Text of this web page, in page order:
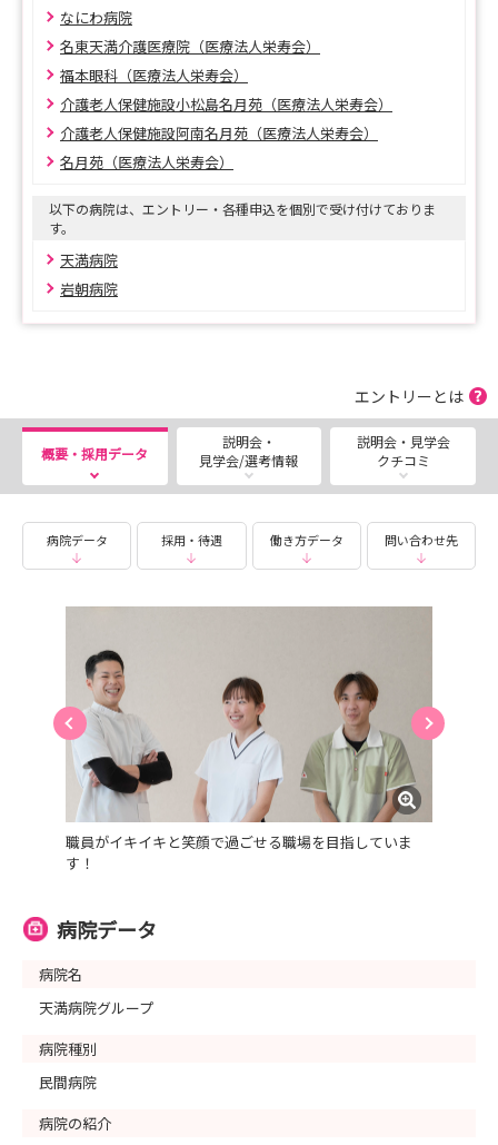
なにわ病院
名東天満介護医療院（医療法人栄寿会）
福本眼科（医療法人栄寿会）
介護老人保健施設小松島名月苑（医療法人栄寿会）
介護老人保健施設阿南名月苑（医療法人栄寿会）
名月苑（医療法人栄寿会）
以下の病院は、エントリー・各種申込を個別で受け付けておりま
す。
天満病院
岩朝病院
エントリーとは
概要・採用データ
説明会・
見学会/選考情報
説明会・見学会
クチコミ
病院データ 採用・待遇 働き方データ 問い合わせ先
職員がイキイキと笑顔で過ごせる職場を目指していま
す！
病院データ
病院名
天満病院グループ
病院種別
民間病院
病院の紹介